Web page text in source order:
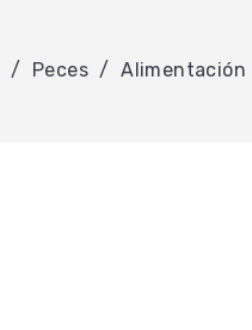
Peces Alimentación